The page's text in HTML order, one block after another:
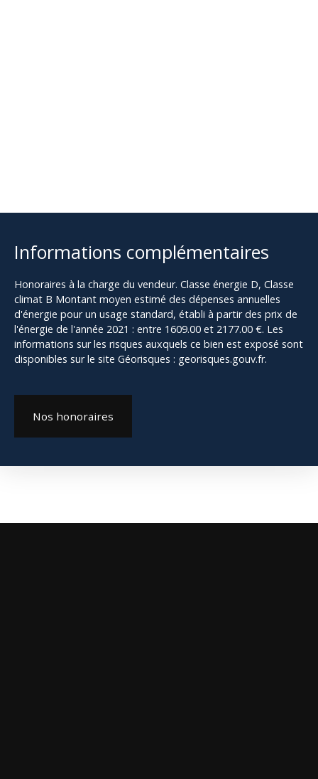
Informations complémentaires
Honoraires à la charge du vendeur. Classe énergie D, Classe
climat B Montant moyen estimé des dépenses annuelles
d'énergie pour un usage standard, établi à partir des prix de
l'énergie de l'année 2021 : entre 1609.00 et 2177.00 €. Les
informations sur les risques auxquels ce bien est exposé sont
disponibles sur le site Géorisques : georisques.gouv.fr.
Nos honoraires